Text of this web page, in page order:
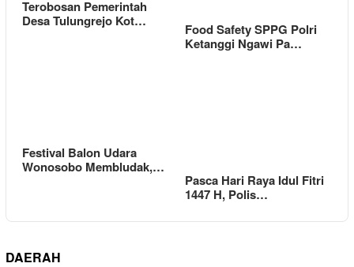
Terobosan Pemerintah
Desa Tulungrejo Kot…
Food Safety SPPG Polri
Ketanggi Ngawi Pa…
Festival Balon Udara
Wonosobo Membludak,…
Pasca Hari Raya Idul Fitri
1447 H, Polis…
DAERAH